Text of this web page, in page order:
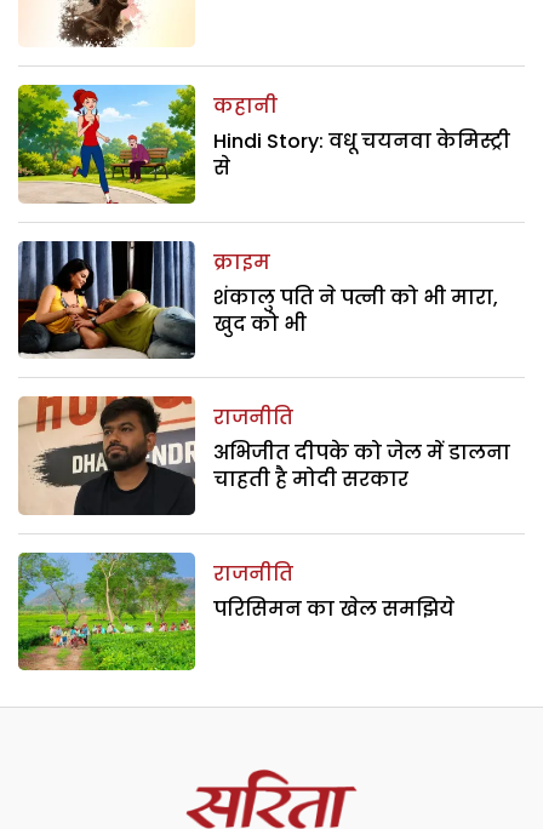
कहानी
Hindi Story: वधू चयनवा केमिस्ट्री
से
क्राइम
शंकालु पति ने पत्नी को भी मारा,
खुद को भी
राजनीति
अभिजीत दीपके को जेल में डालना
चाहती है मोदी सरकार
राजनीति
परिसिमन का खेल समझिये